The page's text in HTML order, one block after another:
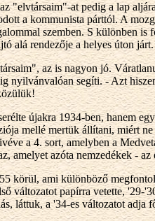
"elvtársaim"-at pedig a lap
a kommunista párttól. A
szemben. S különben
alá rendezője a helyes úton járt.
az is nagyon jó.
nyilvánvalóan segíti. - Azt
újakra 1934-ben, hanem
mellé mertük állítani, miért ne
a 4. sort, amelyben a
amelyet azóta nemzedékek -
körül, ami különböző
változatot papírra vetette,
láttuk, a '34-es változatot adja